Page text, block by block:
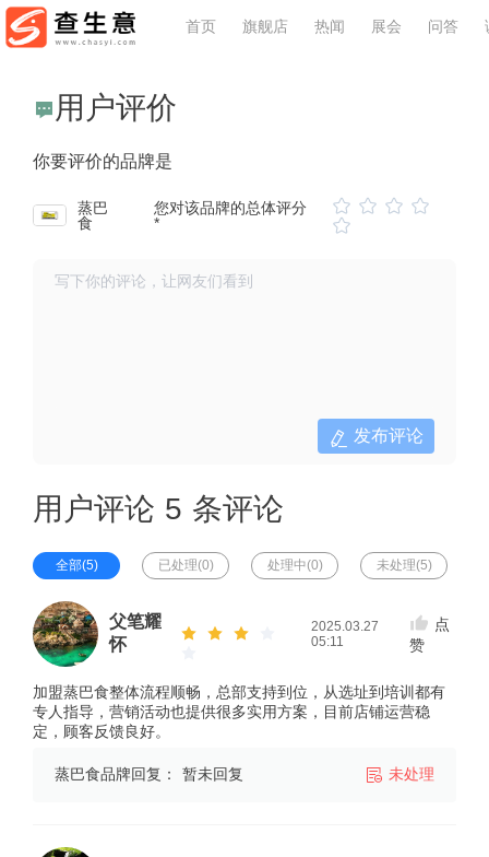
首页 旗舰店 热闻 展会 问答
用户评价
你要评价的品牌是
蒸巴
食
您对该品牌的总体评分
*
发布评论
用户评论 5 条评论
全部(5) 已处理(0) 处理中(0) 未处理(5)
父笔耀
怀
2025.03.27
05:11
点
赞
加盟蒸巴食整体流程顺畅，总部支持到位，从选址到培训都有
专人指导，营销活动也提供很多实用方案，目前店铺运营稳
定，顾客反馈良好。
蒸巴食品牌回复： 暂未回复 未处理